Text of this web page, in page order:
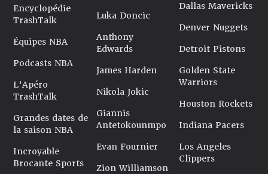
Encyclopédie
TrashTalk
Équipes NBA
Podcasts NBA
L'Apéro
TrashTalk
Grandes dates de
la saison NBA
Incroyable
Brocante Sports
Luka Doncic
Anthony
Edwards
James Harden
Nikola Jokic
Giannis
Antetokounmpo
Evan Fournier
Zion Williamson
Dallas Mavericks
Denver Nuggets
Detroit Pistons
Golden State
Warriors
Houston Rockets
Indiana Pacers
Los Angeles
Clippers